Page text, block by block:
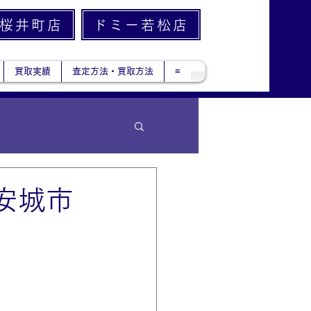
井町店 ドミー若松店
買取実績 査定方法・買取方法 ≡
城市